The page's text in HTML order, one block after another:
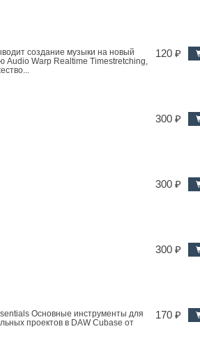
создание музыки на новый
Audio Warp Realtime Timestretching,
120 ₽
300 ₽
300 ₽
300 ₽
Основные инструменты для
проектов в DAW Cubase от
170 ₽